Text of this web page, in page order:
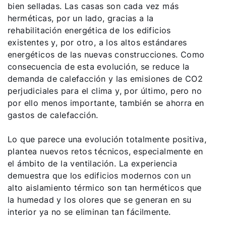
bien selladas. Las casas son cada vez más
herméticas, por un lado, gracias a la
rehabilitación energética de los edificios
existentes y, por otro, a los altos estándares
energéticos de las nuevas construcciones. Como
consecuencia de esta evolución, se reduce la
demanda de calefacción y las emisiones de CO2
perjudiciales para el clima y, por último, pero no
por ello menos importante, también se ahorra en
gastos de calefacción.
Lo que parece una evolución totalmente positiva,
plantea nuevos retos técnicos, especialmente en
el ámbito de la ventilación. La experiencia
demuestra que los edificios modernos con un
alto aislamiento térmico son tan herméticos que
la humedad y los olores que se generan en su
interior ya no se eliminan tan fácilmente.